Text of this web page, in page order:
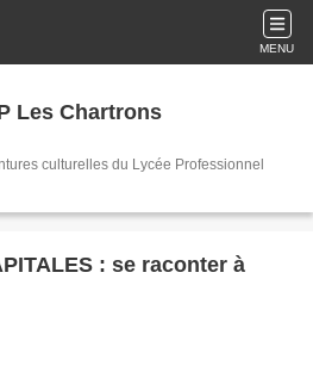
MENU
Les Chartrons
: se raconter à